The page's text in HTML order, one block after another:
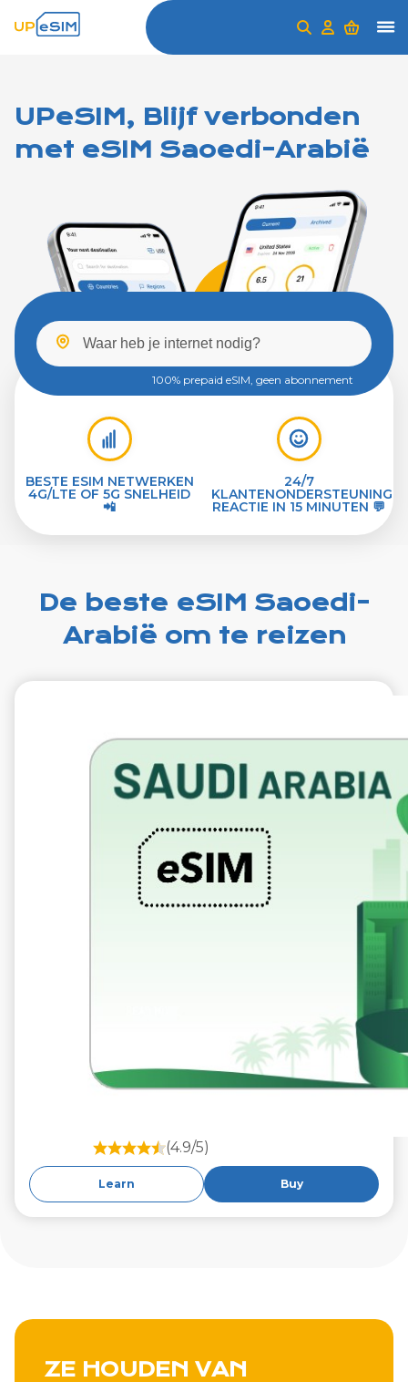
UPeSIM, Blijf verbonden
met eSIM Saoedi-Arabië
100% prepaid eSIM, geen abonnement
BESTE ESIM NETWERKEN
4G/LTE OF 5G SNELHEID
📲
24/7
KLANTENONDERSTEUNING
REACTIE IN 15 MINUTEN 💬
De beste eSIM Saoedi-
Arabië om te reizen
Roaming on
Mobily
(4.9/5)
Learn Buy
ZE HOUDEN VAN